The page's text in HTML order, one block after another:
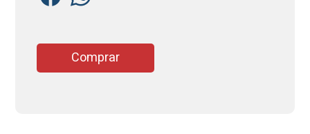
Comprar